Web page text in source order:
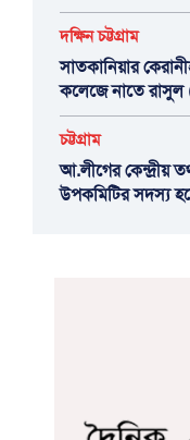
দক্ষিন চট্টগ্রাম
সাতকানিয়ার
কলেজে নাতে রাসুল
চট্টগ্রাম
আ.লীগের কেন্দ্রীয়
উপকমিটির সদস্য